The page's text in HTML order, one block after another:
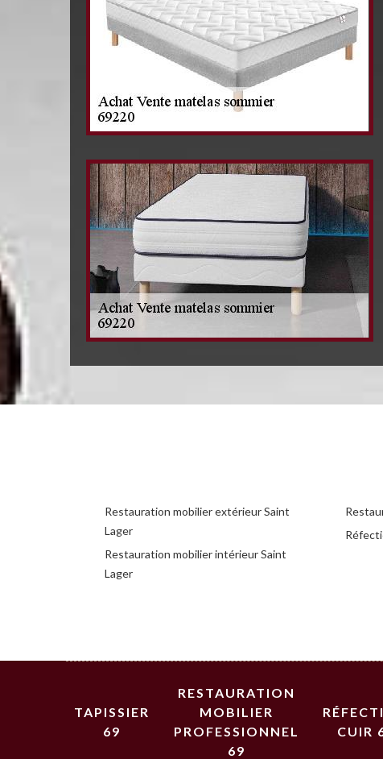
Restauration mobilier extérieur Saint
Lager
Restauration mobilier intérieur Saint
Lager
TAPISSIER
69
RESTAURATION
MOBILIER
PROFESSIONNEL
69
CUIR